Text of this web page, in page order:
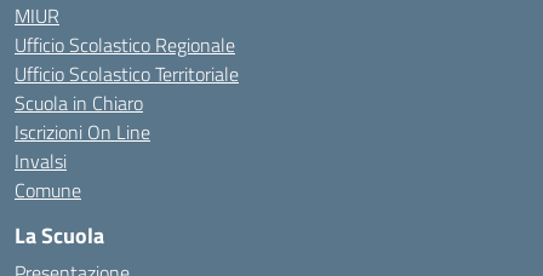
MIUR
Ufficio Scolastico Regionale
Ufficio Scolastico Territoriale
Scuola in Chiaro
Iscrizioni On Line
Invalsi
Comune
La Scuola